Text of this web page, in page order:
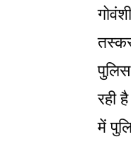
रही
में